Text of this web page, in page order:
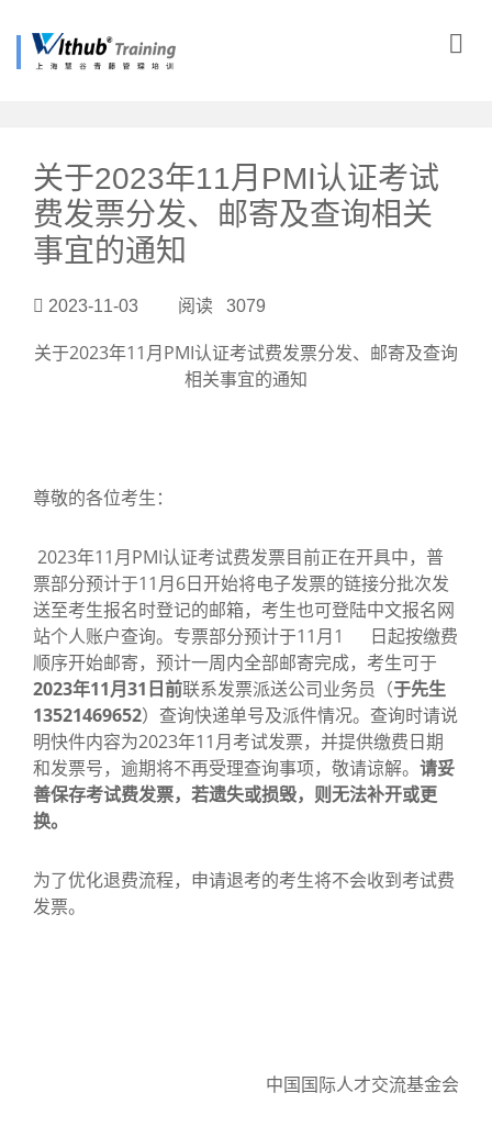
关于2023年11月PMI认证考试
费发票分发、邮寄及查询相关
事宜的通知
2023-11-03 阅读 3079
关于2023年11月PMI认证考试费发票分发、邮寄及查询
相关事宜的通知
尊敬的各位考生：
2023年11月PMI认证考试费发票目前正在开具中，普
票部分预计于11月6日开始将电子发票的链接分批次发
送至考生报名时登记的邮箱，考生也可登陆中文报名网
站个人账户查询。专票部分预计于11月1 日起按缴费
顺序开始邮寄，预计一周内全部邮寄完成，考生可于
2023年11月31日前联系发票派送公司业务员（于先生
13521469652）查询快递单号及派件情况。查询时请说
明快件内容为2023年11月考试发票，并提供缴费日期
和发票号，逾期将不再受理查询事项，敬请谅解。 请妥
善保存考试费发票，若遗失或损毁，则无法补开或更
换。
为了优化退费流程，申请退考的考生将不会收到考试费
发票。
中国国际人才交流基金会